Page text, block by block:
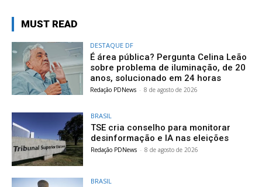
MUST READ
DESTAQUE DF
É área pública? Pergunta Celina Leão
sobre problema de iluminação, de 20
anos, solucionado em 24 horas
Redação PDNews - 8 de agosto de 2026
BRASIL
TSE cria conselho para monitorar
desinformação e IA nas eleições
Redação PDNews - 8 de agosto de 2026
BRASIL